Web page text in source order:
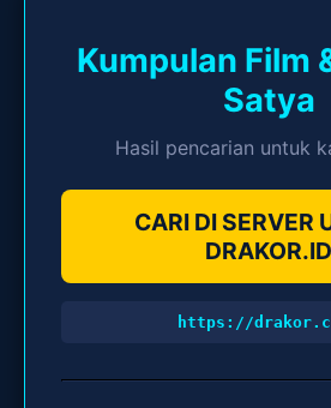
Kumpulan Film
Satya
Hasil pencarian untuk
CARI DI SERVER
DRAKOR.ID
https://